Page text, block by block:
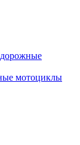
мотоциклы